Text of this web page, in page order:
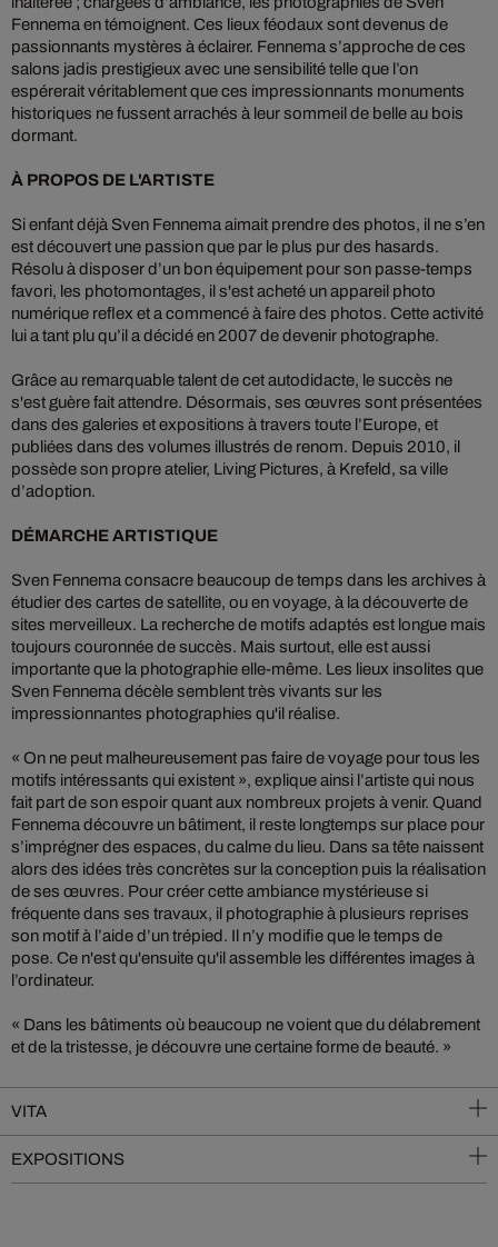
Fennema en témoignent. Ces lieux féodaux sont devenus de
passionnants mystères à éclairer. Fennema s’approche de ces
salons jadis prestigieux avec une sensibilité telle que l’on
espérerait véritablement que ces impressionnants monuments
historiques ne fussent arrachés à leur sommeil de belle au bois
dormant.
À PROPOS DE L'ARTISTE
Si enfant déjà Sven Fennema aimait prendre des photos, il ne s’en
est découvert une passion que par le plus pur des hasards.
Résolu à disposer d’un bon équipement pour son passe-temps
favori, les photomontages, il s'est acheté un appareil photo
numérique reflex et a commencé à faire des photos. Cette activité
lui a tant plu qu’il a décidé en 2007 de devenir photographe.
Grâce au remarquable talent de cet autodidacte, le succès ne
s'est guère fait attendre. Désormais, ses œuvres sont présentées
dans des galeries et expositions à travers toute l’Europe, et
publiées dans des volumes illustrés de renom. Depuis 2010, il
possède son propre atelier, Living Pictures, à Krefeld, sa ville
d’adoption.
DÉMARCHE ARTISTIQUE
Sven Fennema consacre beaucoup de temps dans les archives à
étudier des cartes de satellite, ou en voyage, à la découverte de
sites merveilleux. La recherche de motifs adaptés est longue mais
toujours couronnée de succès. Mais surtout, elle est aussi
importante que la photographie elle-même. Les lieux insolites que
Sven Fennema décèle semblent très vivants sur les
impressionnantes photographies qu'il réalise.
« On ne peut malheureusement pas faire de voyage pour tous les
motifs intéressants qui existent », explique ainsi l’artiste qui nous
fait part de son espoir quant aux nombreux projets à venir. Quand
Fennema découvre un bâtiment, il reste longtemps sur place pour
s’imprégner des espaces, du calme du lieu. Dans sa tête naissent
alors des idées très concrètes sur la conception puis la réalisation
de ses œuvres. Pour créer cette ambiance mystérieuse si
fréquente dans ses travaux, il photographie à plusieurs reprises
son motif à l’aide d’un trépied. Il n’y modifie que le temps de
pose. Ce n'est qu'ensuite qu'il assemble les différentes images à
l’ordinateur.
« Dans les bâtiments où beaucoup ne voient que du délabrement
et de la tristesse, je découvre une certaine forme de beauté. »
VITA
EXPOSITIONS